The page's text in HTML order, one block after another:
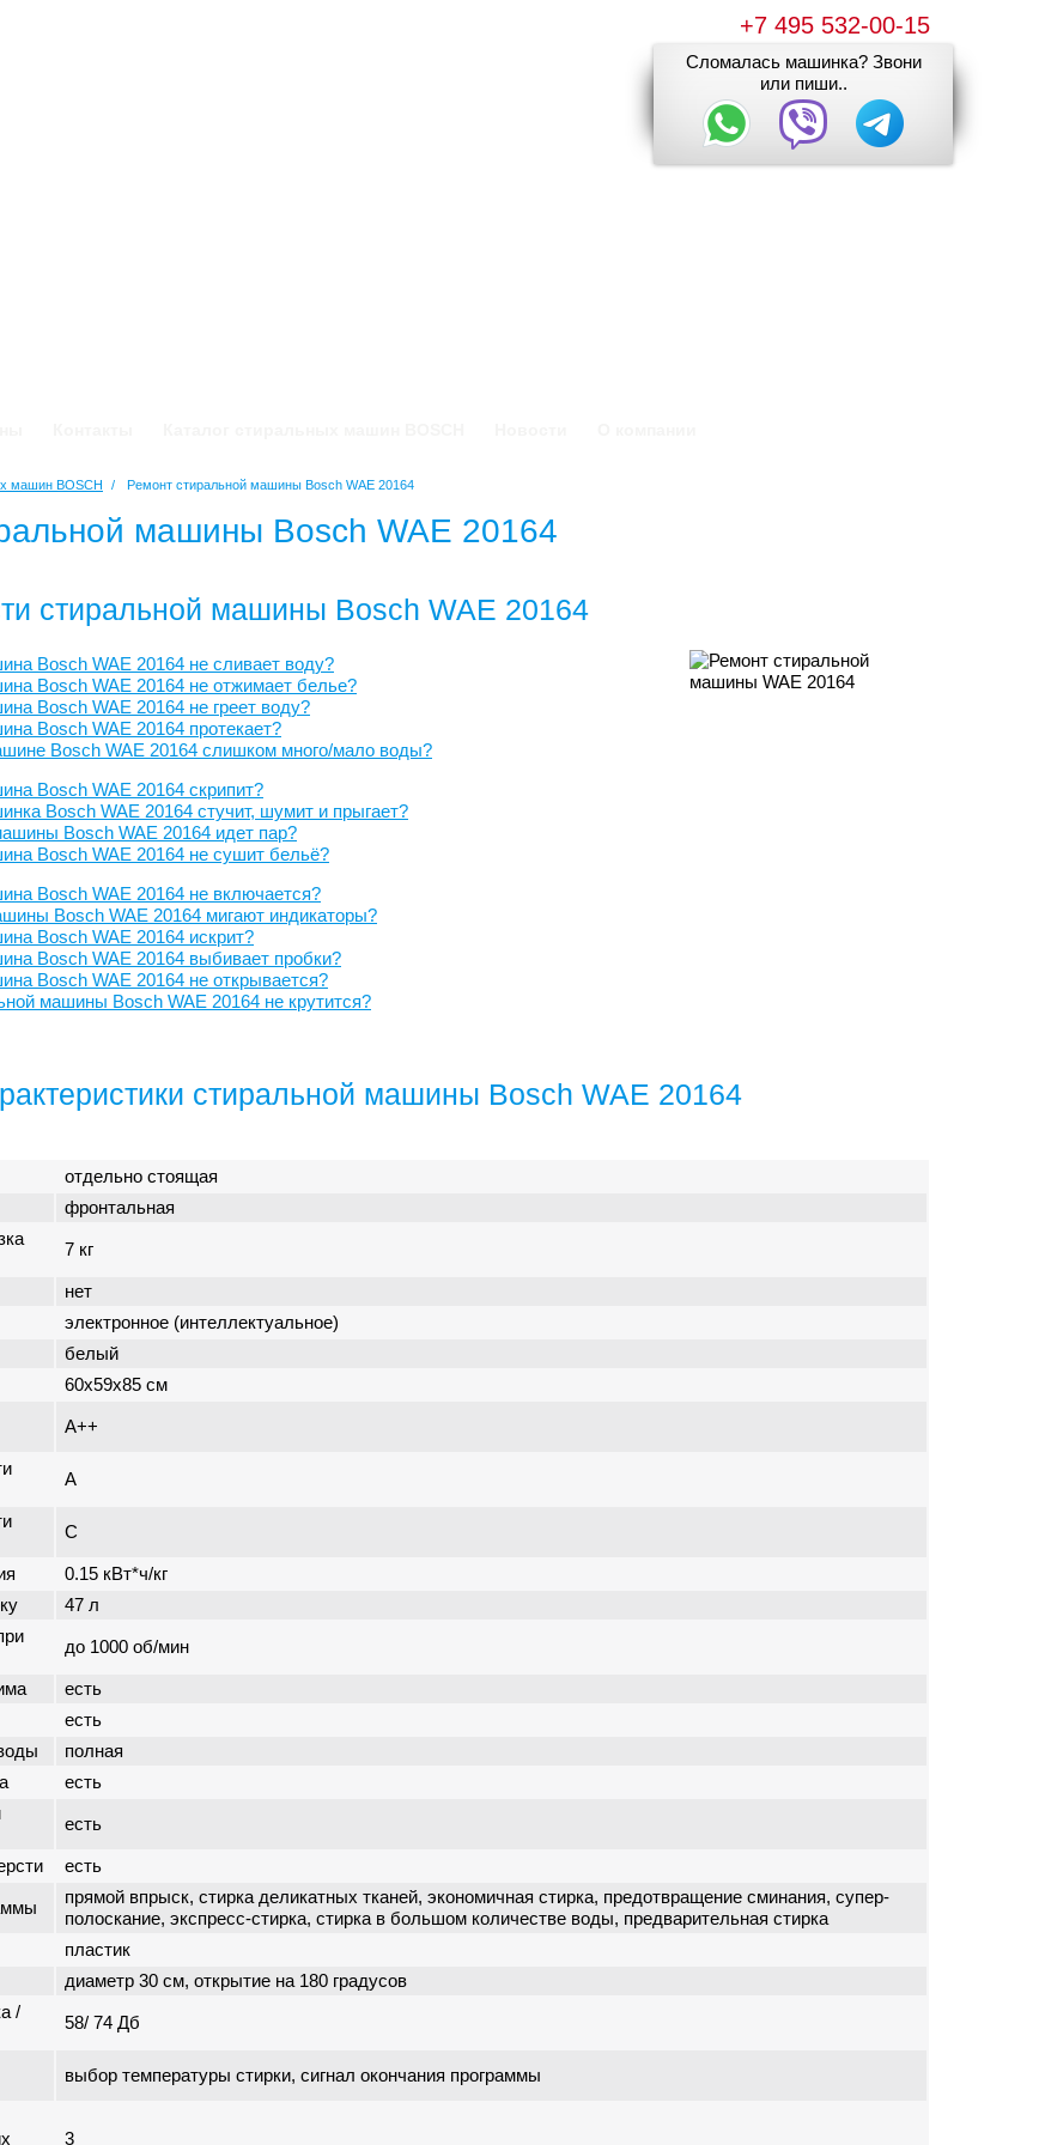
+7 495 532-00-15
Сломалась машинка? Звони
или пиши..
машин BOSCH / Ремонт стиральной машины Bosch WAE 20164
машины Bosch WAE 20164
стиральной машины Bosch WAE 20164
Bosch WAE 20164 не сливает воду?
Bosch WAE 20164 не отжимает белье?
Bosch WAE 20164 не греет воду?
Bosch WAE 20164 протекает?
Bosch WAE 20164 слишком много/мало воды?
Bosch WAE 20164 скрипит?
Bosch WAE 20164 стучит, шумит и прыгает?
Bosch WAE 20164 идет пар?
Bosch WAE 20164 не сушит бельё?
Bosch WAE 20164 не включается?
Bosch WAE 20164 мигают индикаторы?
Bosch WAE 20164 искрит?
Bosch WAE 20164 выбивает пробки?
Bosch WAE 20164 не открывается?
машины Bosch WAE 20164 не крутится?
стиральной машины Bosch WAE 20164
отдельно стоящая
фронтальная
7 кг
нет
электронное (интеллектуальное)
белый
60x59x85 см
A++
A
C
0.15 кВт*ч/кг
47 л
до 1000 об/мин
есть
есть
полная
есть
есть
есть
прямой впрыск, стирка деликатных тканей, экономичная стирка, предотвращение сминания, супер-
полоскание, экспресс-стирка, стирка в большом количестве воды, предварительная стирка
пластик
диаметр 30 см, открытие на 180 градусов
/
58/ 74 Дб
выбор температуры стирки, сигнал окончания программы
3